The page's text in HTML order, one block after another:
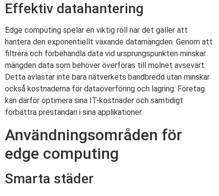
Effektiv datahantering
Edge computing spelar en viktig roll när det gäller att
hantera den exponentiellt växande datamängden. Genom att
filtrera och förbehandla data vid ursprungspunkten minskar
mängden data som behöver överföras till molnet avsevärt.
Detta avlastar inte bara nätverkets bandbredd utan minskar
också kostnaderna för dataöverföring och lagring. Företag
kan därför optimera sina IT-kostnader och samtidigt
förbättra prestandan i sina applikationer.
Användningsområden för
edge computing
Smarta städer